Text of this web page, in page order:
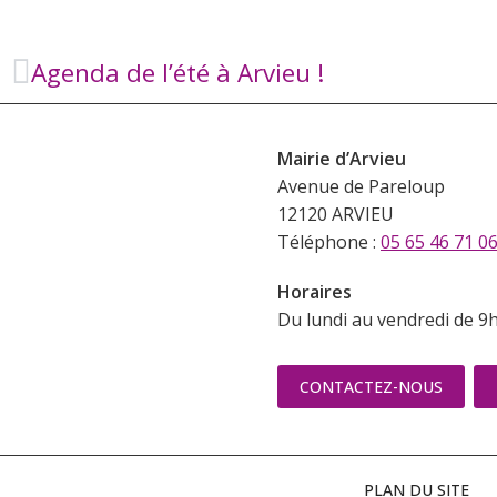
Agenda de l’été à Arvieu !
Mairie d’Arvieu
Avenue de Pareloup
12120 ARVIEU
Téléphone : 05 65 46 71 06
Horaires
Du lundi au vendredi de
CONTACTEZ-NOUS
PLAN DU SITE